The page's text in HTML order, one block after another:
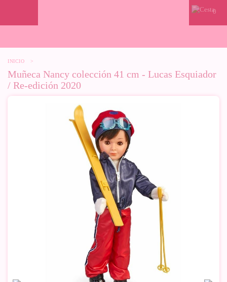
0
INICIO >
Muñeca Nancy colección 41 cm - Lucas Esquiador
/ Re-edición 2020